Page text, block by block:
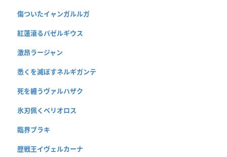
傷ついたイャンガルルガ
紅蓮滾るバゼルギウス
激昂ラージャン
悉くを滅ぼすネルギガンテ
死を纏うヴァルハザク
氷刃佩くベリオロス
臨界ブラキ
歴戦王イヴェルカーナ